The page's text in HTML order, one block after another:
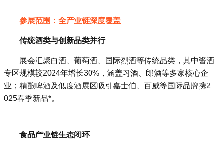
参展范围：全产业链深度覆盖
‌传统酒类与创新品类并行‌
展会汇聚白酒、葡萄酒、国际烈酒等传统品类，其中酱酒
专区规模较2024年增长30%，涵盖习酒、郎酒等多家核心企
业；精酿啤酒及低度酒展区吸引嘉士伯、百威等国际品牌携2
025春季新品*‌。
‌食品产业链生态闭环‌